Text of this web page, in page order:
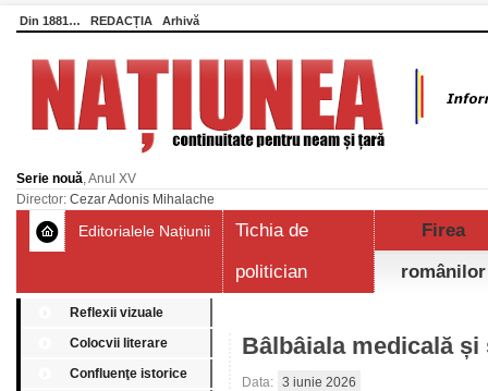
Din 1881… REDACȚIA Arhivă
Serie nouă, Anul XV
Director: Cezar Adonis Mihalache
Editorialele Națiunii
Tichia de
politician
Firea
românilor
Reflexii vizuale
Colocvii literare
Confluenţe istorice
Bâlbâiala medicală
Data: 3 iunie 2026